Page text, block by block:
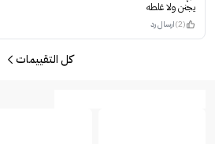
يجنن ولا غلطه
(2) ارسال رد
كل التقييمات